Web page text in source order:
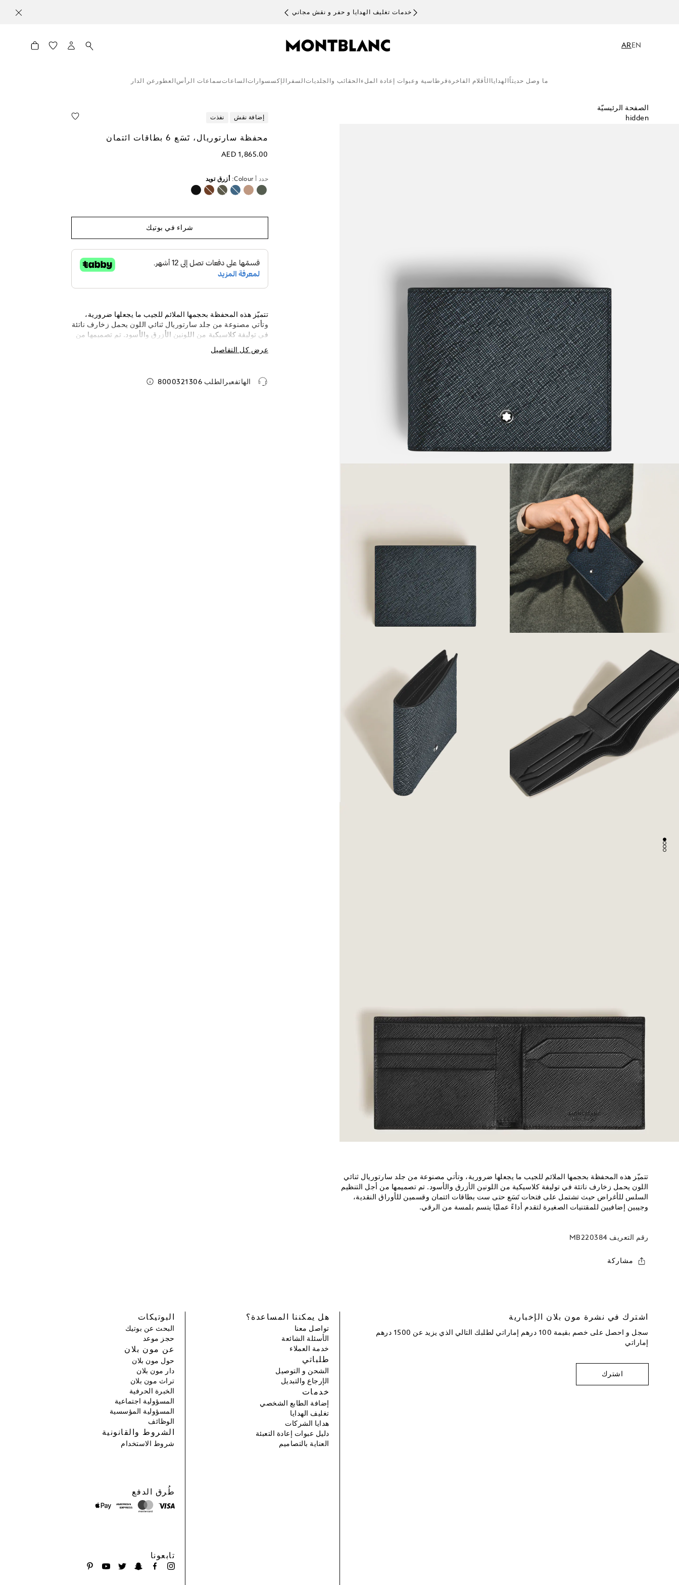
خدمات تغليف الهدايا و حفر و نقش مجاني
EN
AR
ما وصل حديثاً الهدايا الأقلام الفاخرة قرطاسية وعبوات إعادة الملء الحقائب والجلديات السفر الإكسسوارات الساعاتسماعات الرأس العطور عن الدار
الصفحة الرئيسيّة
hidden
إضافة نقش نفذت
محفظة سارتوريال، تَسَع 6 بطاقات ائتمان
AED 1,865.00
حدد أColour: أزرق تويد
محدد
شراء في بوتيك
تتميّز هذه المحفظة بحجمها الملائم للجيب ما يجعلها ضرورية،
وتأتي مصنوعة من جلد سارتوريال ثنائي اللون يحمل زخارف ناتئة
في توليفة كلاسيكية من اللونين الأزرق والأسود. تم تصميمها من
أجل التنظيم السلس للأغراض حيث تشتمل على فتحات تَسَع حتى
ست بطاقات ائتمان وقسمين للأوراق النقدية، وجيبين إضافيين
عرض كل التفاصيل
الهاتفعبرالطلب 8000321306
تتميّز هذه المحفظة بحجمها الملائم للجيب ما يجعلها ضرورية، وتأتي مصنوعة من جلد سارتوريال ثنائي
اللون يحمل زخارف ناتئة في توليفة كلاسيكية من اللونين الأزرق والأسود. تم تصميمها من أجل التنظيم
السلس للأغراض حيث تشتمل على فتحات تَسَع حتى ست بطاقات ائتمان وقسمين للأوراق النقدية،
وجيبين إضافيين للمقتنيات الصغيرة لتقدم أداءً عمليًا يتسم بلمسة من الرقي.
رقم التعريف MB220384
مشاركة
اشترك في نشرة مون بلان الإخبارية
سجل و احصل على خصم بقيمة 100 درهم إماراتي لطلبك التالي الذي يزيد عن 1500 درهم
إماراتي
اشترك
طُرق الدفع
تابعونا
هل يمكننا المساعدة؟
تواصل معنا
الأسئلة الشائعة
خدمة العملاء
طلباتي
الشحن و التوصيل
الإرجاع والتبديل
خدمات
إضافة الطابع الشخصي
تغليف الهدايا
هدايا الشركات
دليل عبوات إعادة التعبئة
العناية بالتصاميم
البوتيكات
البحث عن بوتيك
حجز موعد
عن مون بلان
حول مون بلان
دار مون بلان
تراث مون بلان
الخبرة الحرفية
المسؤولية اجتماعية
المسؤولية المؤسسية
الوظائف
الشروط والقانونية
شروط الاستخدام